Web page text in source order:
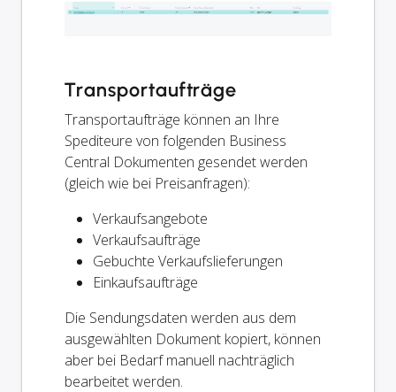
Transportaufträge
Transportaufträge können an Ihre
Spediteure von folgenden Business
Central Dokumenten gesendet werden
(gleich wie bei Preisanfragen):
Verkaufsangebote
Verkaufsaufträge
Gebuchte Verkaufslieferungen
Einkaufsaufträge
Die Sendungsdaten werden aus dem
ausgewählten Dokument kopiert, können
aber bei Bedarf manuell nachträglich
bearbeitet werden.